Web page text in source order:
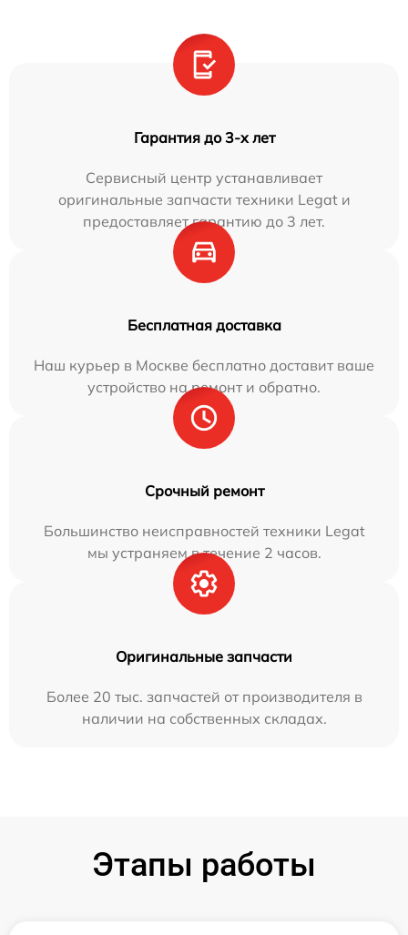
Гарантия до 3-х лет
Сервисный центр устанавливает
оригинальные запчасти техники Legat и
предоставляет гарантию до 3 лет.
Бесплатная доставка
Наш курьер в Москве бесплатно доставит ваше
устройство на ремонт и обратно.
Срочный ремонт
Большинство неисправностей техники Legat
мы устраняем в течение 2 часов.
Оригинальные запчасти
Более 20 тыс. запчастей от производителя в
наличии на собственных складах.
Этапы работы